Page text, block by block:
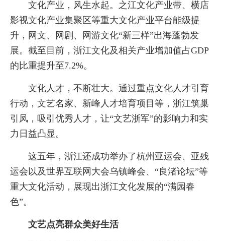
文化产业，风生水起。之江文化产业带、横店
影视文化产业集聚区等重大文化产业平台能级提
升，网文、网剧、网游文化“新三样”出海蓬勃发
展。截至目前，浙江文化及相关产业增加值占GDP
的比重提升至7.2%。
文化人才，不断壮大。通过重点文化人才引育
行动，文艺名家、新峰人才培育项目等，浙江筑巢
引凤，吸引优秀人才，让“文艺浙军”的影响力和实
力日益凸显。
这五年，浙江还成功举办了杭州亚运会、亚残
运会以及世界互联网大会乌镇峰会、“良渚论坛”等
重大文化活动，展现出浙江文化发展的“满园春
色”。
文艺点亮群众美好生活